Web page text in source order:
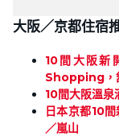
大阪／京都住宿
10間大阪新
Shopping，
10間大阪溫泉
日本京都10
／嵐山